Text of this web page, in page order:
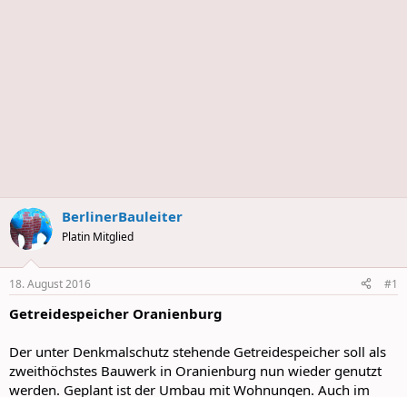
BerlinerBauleiter
Platin Mitglied
18. August 2016 #1
Getreidespeicher Oranienburg
Der unter Denkmalschutz stehende Getreidespeicher soll als
zweithöchstes Bauwerk in Oranienburg nun wieder genutzt
werden. Geplant ist der Umbau mit Wohnungen. Auch im